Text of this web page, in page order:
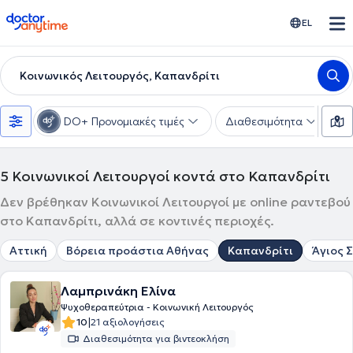
doctoranytime EL
Κοινωνικός Λειτουργός, Καπανδρίτι
DO+ Προνομιακές τιμές Διαθεσιμότητα
5 Κοινωνικοί Λειτουργοί κοντά στο Καπανδρίτι
Δεν βρέθηκαν Κοινωνικοί Λειτουργοί με online ραντεβού
στο Καπανδρίτι, αλλά σε κοντινές περιοχές.
Αττική Βόρεια προάστια Αθήνας Καπανδρίτι Άγιος
Λαμπρινάκη Ελίνα
Ψυχοθεραπεύτρια - Κοινωνική Λειτουργός
10|21 αξιολογήσεις
Διαθεσιμότητα για βιντεοκλήση